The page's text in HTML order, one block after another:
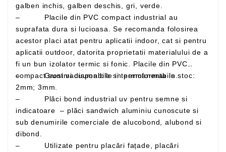
galben inchis, galben deschis, gri, verde.
– Placile din PVC compact industrial au
suprafata dura si lucioasa. Se recomanda folosirea
acestor placi atat pentru aplicatii indoor, cat si pentru
aplicatii outdoor, datorita proprietatii materialului de a
fi un bun izolator termic si fonic. Placile din PVC
compact sunt vacuumabile si termoformabile.
– Grosimi disponibile in permanenta in stoc:
2mm; 3mm.
– Plăci bond industrial uv pentru semne si
indicatoare – plăci sandwich aluminiu cunoscute si
sub denumirile comerciale de alucobond, alubond si
dibond.
– Utilizate pentru placări fațade, placări